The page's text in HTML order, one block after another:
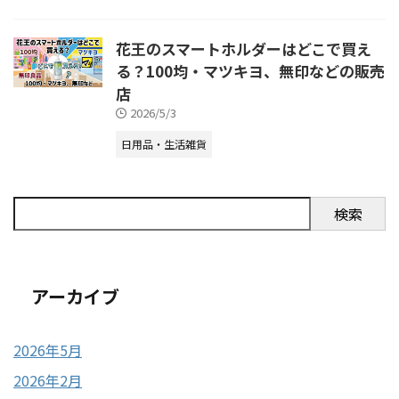
花王のスマートホルダーはどこで買え
る？100均・マツキヨ、無印などの販売
店
2026/5/3
日用品・生活雑貨
検索
アーカイブ
2026年5月
2026年2月